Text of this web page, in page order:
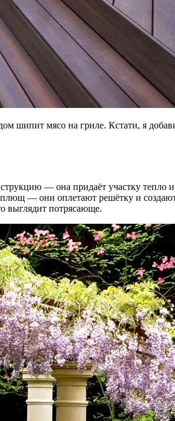
шипит мясо на гриле. Кстати, я
— она придаёт участку тепло и
плющ — они оплетают решётку и
выглядит потрясающе.